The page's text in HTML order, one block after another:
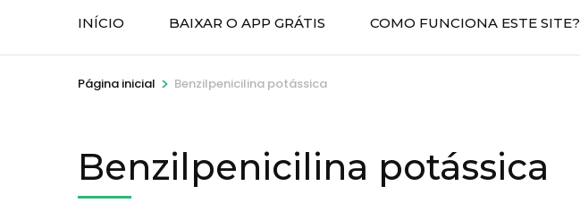
INÍCIO BAIXAR O APP GRÁTIS COMO FUNCIONA ESTE SITE?
Página inicial > Benzilpenicilina potássica
Benzilpenicilina potássica